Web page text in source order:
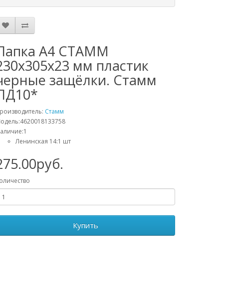
А4 СТАММ
мм пластик
защёлки. Стамм
Стамм
Ленинская 14:1 шт
Купить